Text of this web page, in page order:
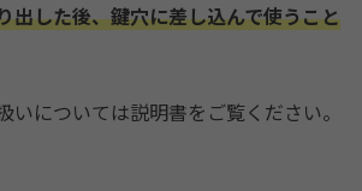
出した後、鍵穴に差し込んで使うこと
いについては説明書をご覧ください。